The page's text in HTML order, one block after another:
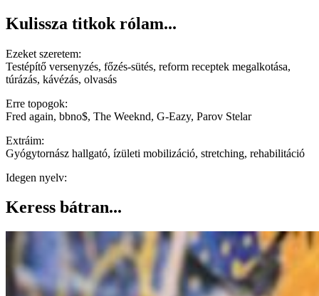
Kulissza titkok rólam...
Ezeket szeretem:
Testépítő versenyzés, főzés-sütés, reform receptek megalkotása,
túrázás, kávézás, olvasás
Erre topogok:
Fred again, bbno$, The Weeknd, G-Eazy, Parov Stelar
Extráim:
Gyógytornász hallgató, ízületi mobilizáció, stretching, rehabilitáció
Idegen nyelv:
Keress bátran...